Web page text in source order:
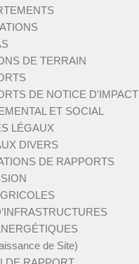
DE TERRAIN
DE NOTICE D'IMPACT
ET SOCIAL
LÉGAUX
DIVERS
DE RAPPORTS
de Site)